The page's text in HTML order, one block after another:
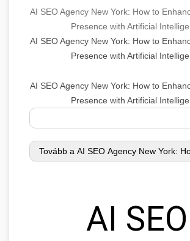
AI SEO Agency New York: How to
Presence with Artificial
AI SEO Agency New York: How to
Presence with Artificial
AI SEO Agency New York: How to
Presence with Artificial
AI SEO